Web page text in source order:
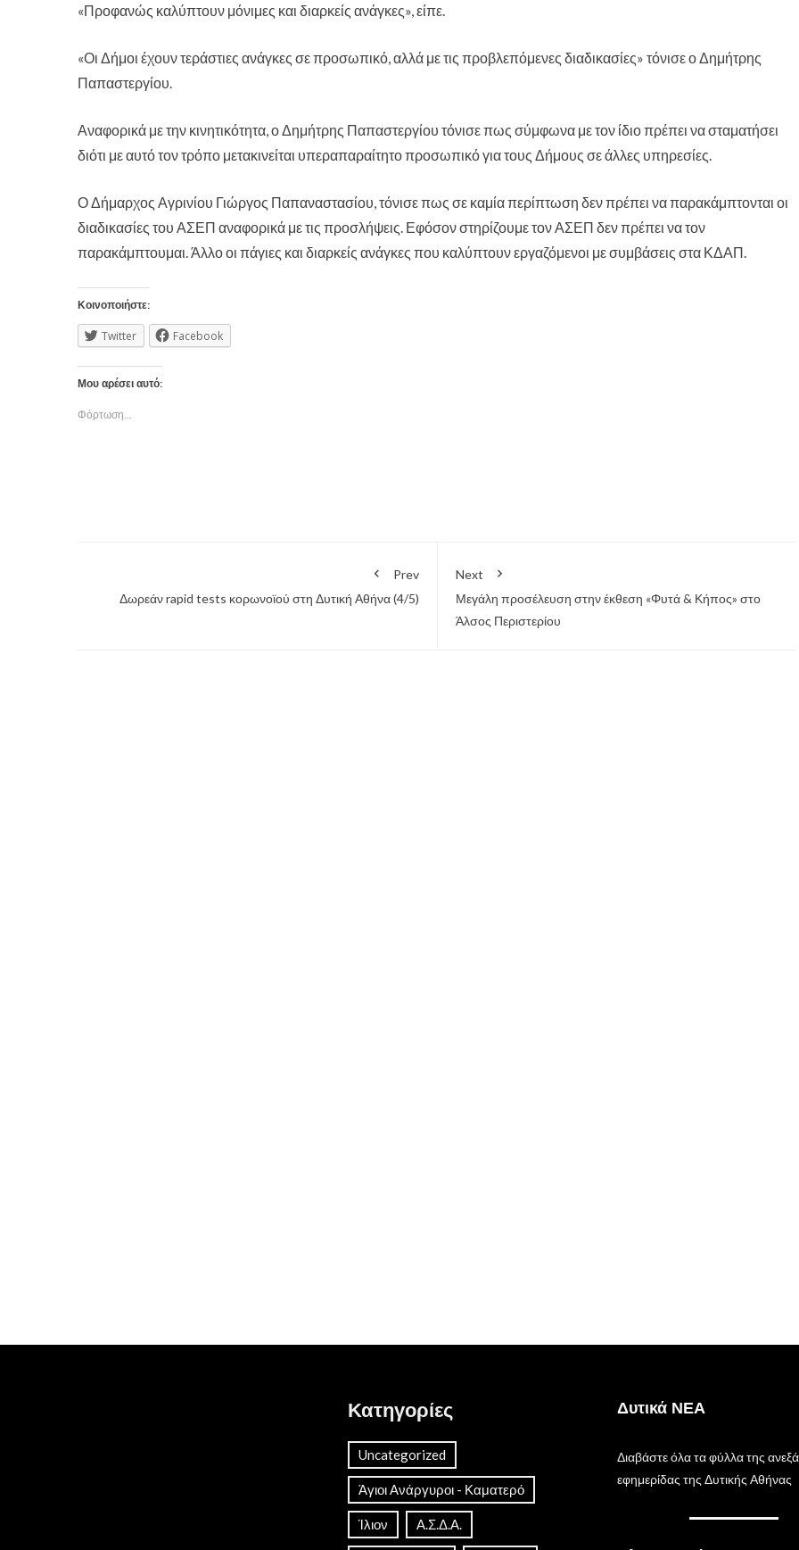
«Προφανώς καλύπτουν μόνιμες και διαρκείς ανάγκες», είπε.
«Οι Δήμοι έχουν τεράστιες ανάγκες σε προσωπικό, αλλά με τις προβλεπόμενες διαδικασίες» τόνισε ο Δημήτρης
Παπαστεργίου.
Αναφορικά με την κινητικότητα, ο Δημήτρης Παπαστεργίου τόνισε πως σύμφωνα με τον ίδιο πρέπει να σταματήσει
διότι με αυτό τον τρόπο μετακινείται υπεραπαραίτητο προσωπικό για τους Δήμους σε άλλες υπηρεσίες.
Ο Δήμαρχος Αγρινίου Γιώργος Παπαναστασίου, τόνισε πως σε καμία περίπτωση δεν πρέπει να παρακάμπτονται οι
διαδικασίες του ΑΣΕΠ αναφορικά με τις προσλήψεις. Εφόσον στηρίζουμε τον ΑΣΕΠ δεν πρέπει να τον
παρακάμπτουμαι. Άλλο οι πάγιες και διαρκείς ανάγκες που καλύπτουν εργαζόμενοι με συμβάσεις στα ΚΔΑΠ.
Κοινοποιήστε:
Twitter Facebook
Μου αρέσει αυτό:
Φόρτωση...
Prev
Δωρεάν rapid tests κορωνοϊού στη Δυτική Αθήνα (4/5)
Next
Μεγάλη προσέλευση στην έκθεση «Φυτά & Κήπος» στο
Άλσος Περιστερίου
Κατηγορίες
Uncategorized
Άγιοι Ανάργυροι - Καματερό
Ίλιον Α.Σ.Δ.Α.
Δυτικά ΝΕΑ
Διαβάστε όλα τα φύλλα της
εφημερίδας της Δυτικής Αθήνας